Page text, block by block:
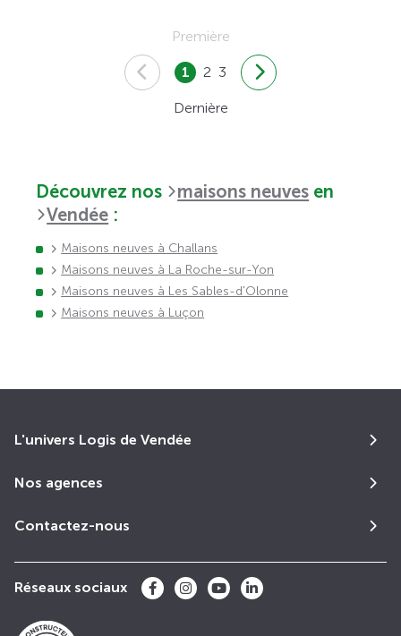
Première
1 2 3
Dernière
Découvrez nos maisons neuves en
Vendée :
Maisons neuves à Challans
Maisons neuves à La Roche-sur-Yon
Maisons neuves à Les Sables-d'Olonne
Maisons neuves à Luçon
L'univers Logis de Vendée
Nos agences
Contactez-nous
Réseaux sociaux